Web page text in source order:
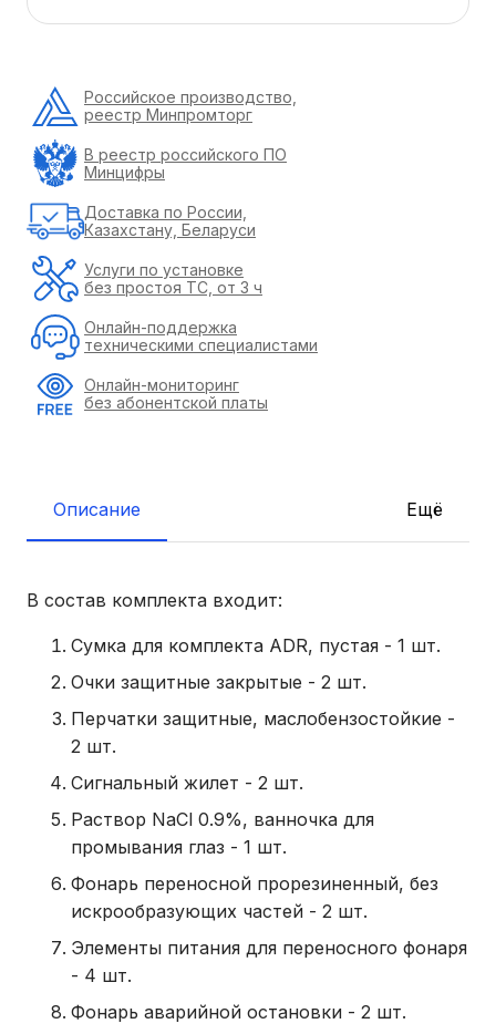
Описание Ещё
В состав комплекта входит:
Сумка для комплекта ADR, пустая - 1 шт.
Очки защитные закрытые - 2 шт.
Перчатки защитные, маслобензостойкие -
2 шт.
Сигнальный жилет - 2 шт.
Раствор NaCl 0.9%, ванночка для
промывания глаз - 1 шт.
Фонарь переносной прорезиненный, без
искрообразующих частей - 2 шт.
Элементы питания для переносного фонаря
- 4 шт.
Фонарь аварийной остановки - 2 шт.
Российское производство,
реестр Минпромторг
В реестр российского ПО
Минцифры
Доставка по России,
Казахстану, Беларуси
Услуги по установке
без простоя ТС, от 3 ч
Онлайн-поддержка
техническими специалистами
Онлайн-мониторинг
без абонентской платы